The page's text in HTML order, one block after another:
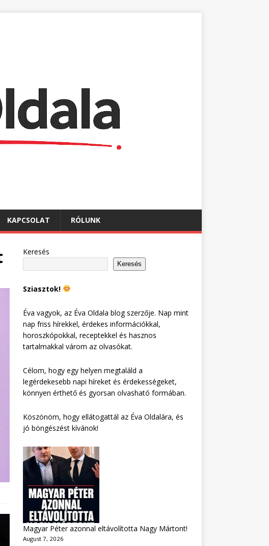
KAPCSOLAT RÓLUNK
Keresés
Keresés
Sziasztok!
Éva vagyok, az Éva Oldala blog szerzője. Nap mint
nap friss hírekkel, érdekes információkkal,
horoszkópokkal, receptekkel és hasznos
tartalmakkal várom az olvasókat.
Célom, hogy egy helyen megtaláld a
legérdekesebb napi híreket és érdekességeket,
könnyen érthető és gyorsan olvasható formában.
Köszönöm, hogy ellátogattál az Éva Oldalára, és
jó böngészést kívánok!
Magyar Péter azonnal eltávolította Nagy Mártont!
August 7, 2026